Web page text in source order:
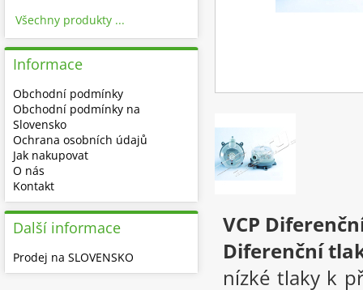
VCP
Diferenční
nízké tlaky k
Všechny produkty ...
Informace
Obchodní podmínky
Obchodní podmínky na
Slovensko
Ochrana osobních údajů
Jak nakupovat
O nás
Kontakt
Další informace
Prodej na SLOVENSKO